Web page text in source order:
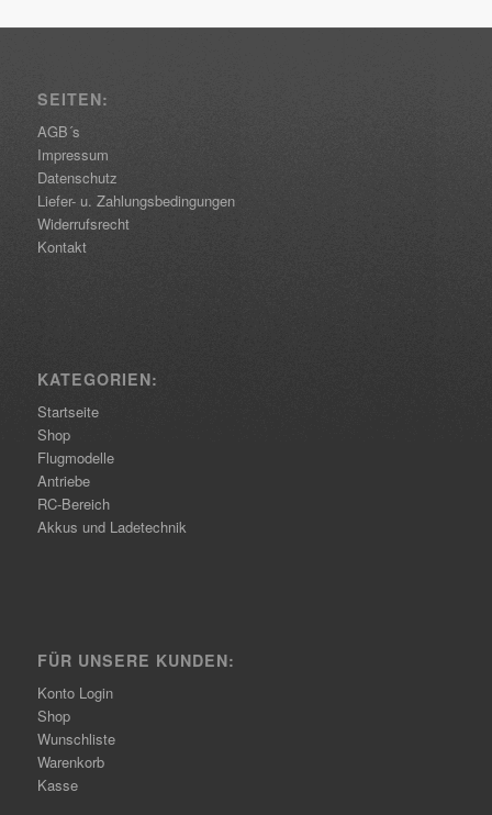
SEITEN:
AGB´s
Impressum
Datenschutz
Liefer- u. Zahlungsbedingungen
Widerrufsrecht
Kontakt
KATEGORIEN:
Startseite
Shop
Flugmodelle
Antriebe
RC-Bereich
Akkus und Ladetechnik
FÜR UNSERE KUNDEN:
Konto Login
Shop
Wunschliste
Warenkorb
Kasse